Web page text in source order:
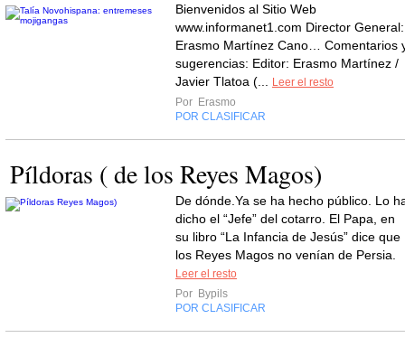
Bienvenidos al Sitio Web
www.informanet1.com Director General:
Erasmo Martínez Cano… Comentarios
sugerencias: Editor: Erasmo Martínez /
Javier Tlatoa (...
Leer el resto
Por Erasmo
POR CLASIFICAR
Píldoras ( de los Reyes Magos)
De dónde.Ya se ha hecho público. Lo
dicho el “Jefe” del cotarro. El Papa, en
su libro “La Infancia de Jesús” dice que
los Reyes Magos no venían de Persia.
Leer el resto
Por Bypils
POR CLASIFICAR